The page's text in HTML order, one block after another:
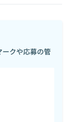
ークや応募の管